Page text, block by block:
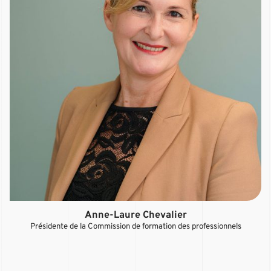
Anne-Laure Chevalier
Présidente de la Commission de formation des professionnels